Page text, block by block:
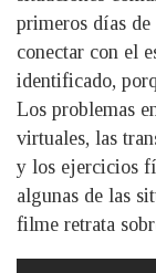
primeros días
conectar con el
identificado,
Los problemas
virtuales, las
y los ejercicios
algunas de las
filme retrata